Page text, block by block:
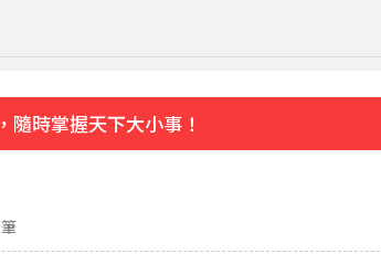
隨時掌握天下大小事！
X 安聯投信免費講座報名中！搶先卡位 2027
筆